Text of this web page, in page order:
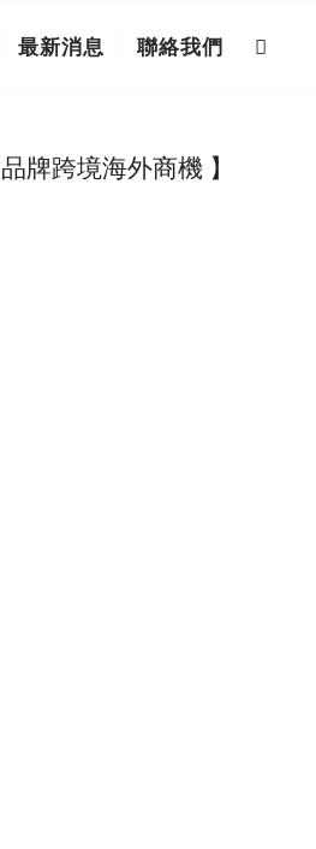
最新消息 聯絡我們
牌跨境海外商機 】